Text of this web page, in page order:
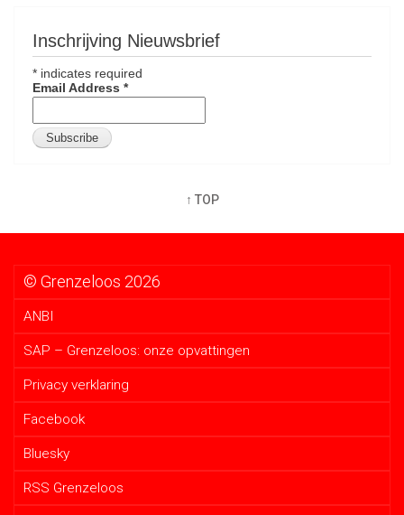
Inschrijving Nieuwsbrief
* indicates required
Email Address *
↑ TOP
© Grenzeloos 2026
ANBI
SAP – Grenzeloos: onze opvattingen
Privacy verklaring
Facebook
Bluesky
RSS Grenzeloos